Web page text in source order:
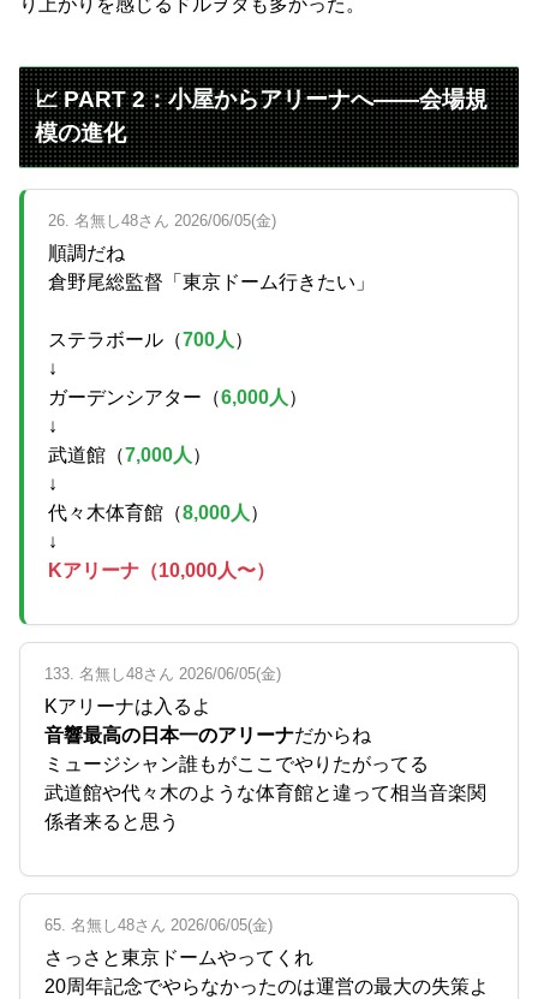
り上がりを感じるドルヲタも多かった。
📈 PART 2：小屋からアリーナへ――会場規
模の進化
26. 名無し48さん 2026/06/05(金)
順調だね
倉野尾総監督「東京ドーム行きたい」
ステラボール（700人 ）
↓
ガーデンシアター（6,000人 ）
↓
武道館（7,000人 ）
↓
代々木体育館（8,000人 ）
↓
Kアリーナ（10,000人〜）
133. 名無し48さん 2026/06/05(金)
Kアリーナは入るよ
音響最高の日本一のアリーナだからね
ミュージシャン誰もがここでやりたがってる
武道館や代々木のような体育館と違って相当音楽関
係者来ると思う
65. 名無し48さん 2026/06/05(金)
さっさと東京ドームやってくれ
20周年記念でやらなかったのは運営の最大の失策よ